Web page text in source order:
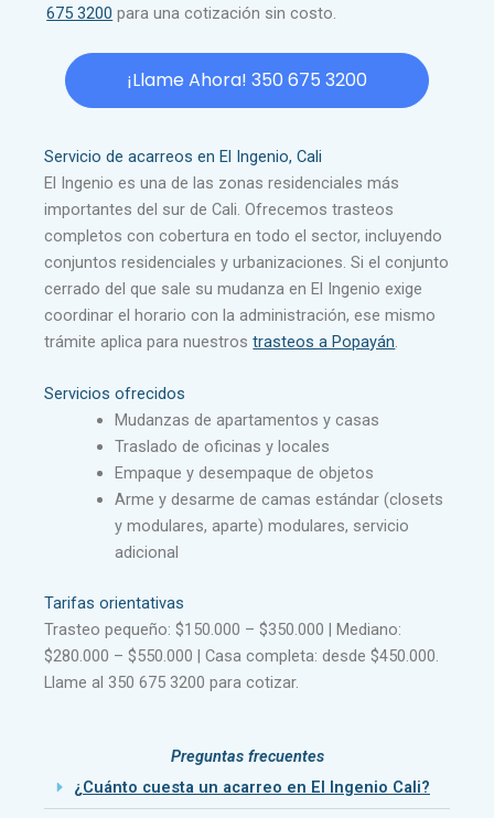
675 3200 para una cotización sin costo.
¡Llame Ahora! 350 675 3200
Servicio de acarreos en El Ingenio, Cali
El Ingenio es una de las zonas residenciales más
importantes del sur de Cali. Ofrecemos trasteos
completos con cobertura en todo el sector, incluyendo
conjuntos residenciales y urbanizaciones. Si el conjunto
cerrado del que sale su mudanza en El Ingenio exige
coordinar el horario con la administración, ese mismo
trámite aplica para nuestrostrasteos a Popayán.
Servicios ofrecidos
Mudanzas de apartamentos y casas
Traslado de oficinas y locales
Empaque y desempaque de objetos
Arme y desarme de camas estándar (closets
y modulares, aparte) modulares, servicio
adicional
Tarifas orientativas
Trasteo pequeño: $150.000 – $350.000 | Mediano:
$280.000 – $550.000 | Casa completa: desde $450.000.
Llame al 350 675 3200 para cotizar.
Preguntas frecuentes
¿Cuánto cuesta un acarreo en El Ingenio Cali?